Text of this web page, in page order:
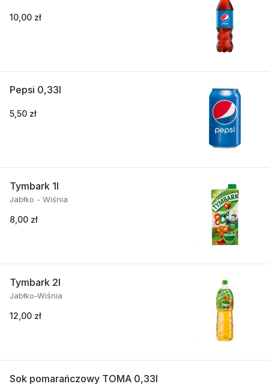
10,00 zł
Pepsi 0,33l
5,50 zł
Tymbark 1l
Jabłko - Wiśnia
8,00 zł
Tymbark 2l
Jabłko-Wiśnia
12,00 zł
Sok pomarańczowy TOMA 0,33l